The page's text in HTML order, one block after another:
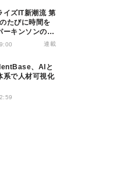
イズIT新潮流 第
たびに時間を
ーキンソンの法
方箋
連載
、AIと
系で人材可視化